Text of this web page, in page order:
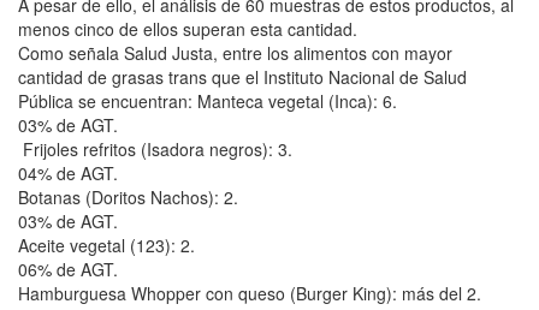
menos cinco de ellos superan esta cantidad.
Como señala Salud Justa, entre los alimentos con mayor
cantidad de grasas trans que el Instituto Nacional de Salud
Pública se encuentran: Manteca vegetal (Inca): 6.
03% de AGT.
Frijoles refritos (Isadora negros): 3.
04% de AGT.
Botanas (Doritos Nachos): 2.
03% de AGT.
Aceite vegetal (123): 2.
06% de AGT.
Hamburguesa Whopper con queso (Burger King): más del 2.